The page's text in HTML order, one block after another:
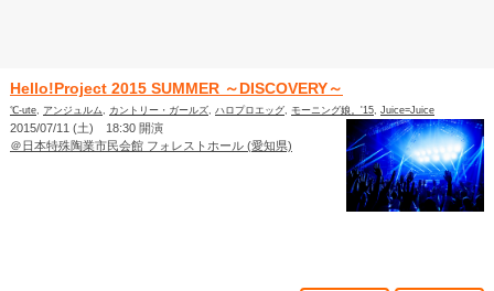
Hello!Project 2015 SUMMER ～DISCOVERY～
℃-ute, アンジュルム, カントリー・ガールズ, ハロプロエッグ, モーニング娘。'15, Juice=Juice
2015/07/11 (土) 18:30 開演
＠日本特殊陶業市民会館 フォレストホール (愛知県)